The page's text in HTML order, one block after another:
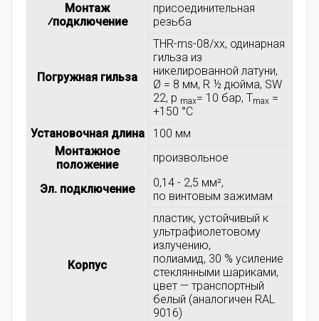
Монтаж
⁄подключение
присоединительная
резьба
Погружная гильза
THR-ms-08/xx, одинарная
гильза из
никелированной латуни,
Ø = 8 мм, R ½ дюйма, SW
22, p max= 10 бар, Tmax =
+150 °C
Установочная длина
100 мм
Монтажное
положение
произвольное
Эл. подключение
0,14 - 2,5 мм²,
по винтовым зажимам
Корпус
пластик, устойчивый к
ультрафиолетовому
излучению,
полиамид, 30 % усиление
стеклянными шариками,
цвет — транспортный
белый (аналогичен RAL
9016)